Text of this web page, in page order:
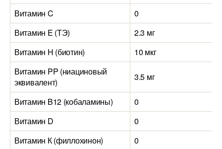
Витамин C
0
Витамин E (ТЭ)
2.3 мг
Витамин H (биотин)
10 мкг
Витамин PP (ниациновый
эквивалент)
3.5 мг
Витамин B12 (кобаламины)
0
Витамин D
0
Витамин К (филлохинон)
0